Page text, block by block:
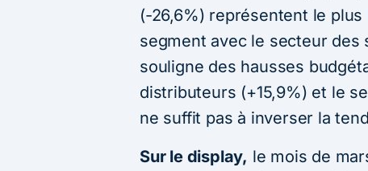
(-26,6%) représentent le
segment avec le secteur des
souligne des hausses
distributeurs (+15,9%) et le
ne suffit pas à inverser la
Sur le display, le mois de